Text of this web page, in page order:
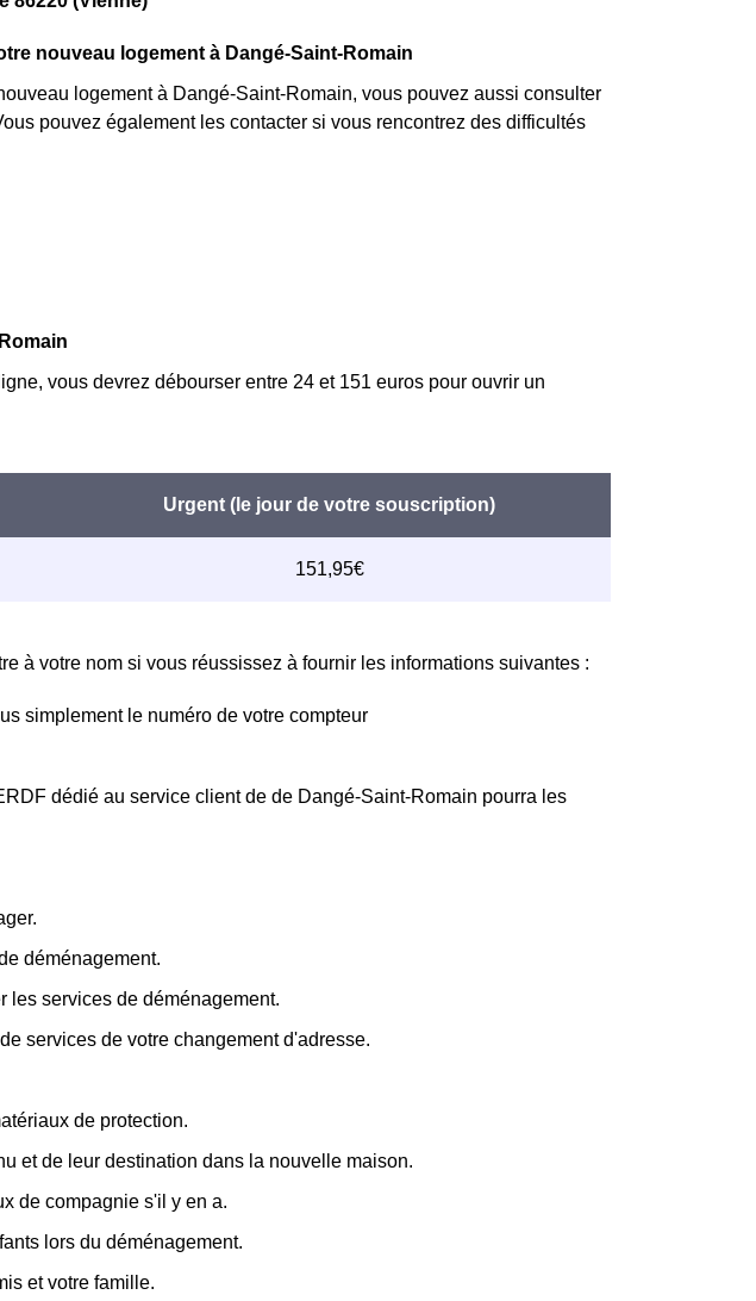
nouveau logement à Dangé-Saint-Romain
logement à Dangé-Saint-Romain, vous pouvez aussi consulter
pouvez également les contacter si vous rencontrez des difficultés
vous devrez débourser entre 24 et 151 euros pour ouvrir un
à votre nom si vous réussissez à fournir les informations suivantes :
simplement le numéro de votre compteur
dédié au service client de de Dangé-Saint-Romain pourra les
déménagement.
les services de déménagement.
services de votre changement d'adresse.
de protection.
et de leur destination dans la nouvelle maison.
de compagnie s'il y en a.
lors du déménagement.
et votre famille.